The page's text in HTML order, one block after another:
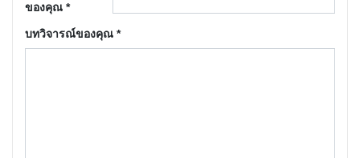
ของคุณ *
บทวิจารณ์ของคุณ *